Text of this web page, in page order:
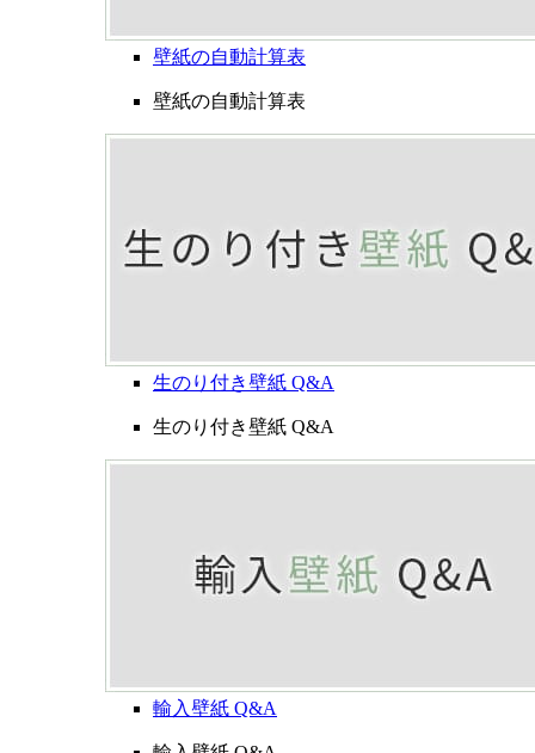
壁紙の自動計算表
壁紙の自動計算表
生のり付き壁紙 Q&A
生のり付き壁紙 Q&A
輸入壁紙 Q&A